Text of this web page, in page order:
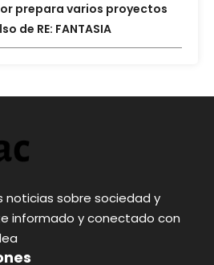
prepara varios proyectos
de RE: FANTASIA
noticias sobre sociedad y
informado y conectado con